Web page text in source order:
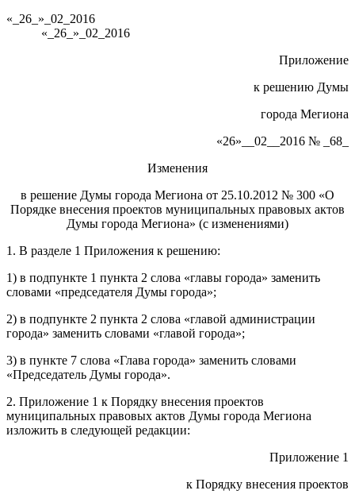
«_26_»_02_2016
«_26_»_02_2016
Приложение
к решению Думы
города Мегиона
«26»__02__2016 № _68_
Изменения
в решение Думы города Мегиона от 25.10.2012 № 300 «О
Порядке внесения проектов муниципальных правовых актов
Думы города Мегиона» (с изменениями)
1. В разделе 1 Приложения к решению:
1) в подпункте 1 пункта 2 слова «главы города» заменить
словами «председателя Думы города»;
2) в подпункте 2 пункта 2 слова «главой администрации
города» заменить словами «главой города»;
3) в пункте 7 слова «Глава города» заменить словами
«Председатель Думы города».
2. Приложение 1 к Порядку внесения проектов
муниципальных правовых актов Думы города Мегиона
изложить в следующей редакции:
Приложение 1
к Порядку внесения проектов